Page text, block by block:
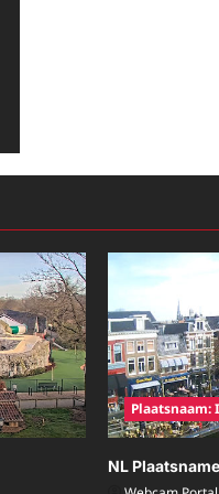
Plaatsnaam:
NL